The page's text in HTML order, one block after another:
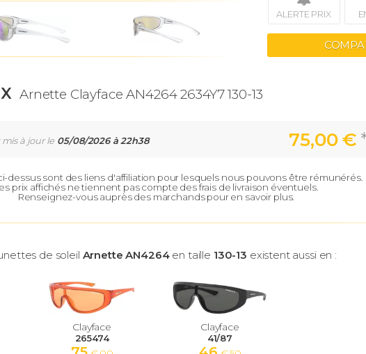
ALERTE PRIX
Arnette Clayface AN4264 2634Y7 130-13
mis à jour le 05/08/2026 à 22h38 75,00 €
dessus sont des liens d'affiliation pour lesquels nous pouvons être rémunérés.
prix affichés ne tiennent pas compte des frais de livraison éventuels.
Renseignez-vous auprès des marchands pour en savoir plus.
de soleil Arnette AN4264en taille 130-13 existent aussi en :
Clayface
265474
Clayface
41/87